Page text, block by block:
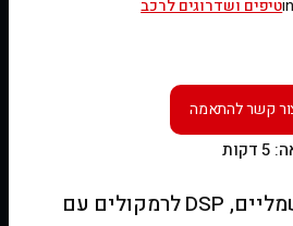
טיפים ושדרוגים לרכב
ברוב הרכבים החשמליים, DSP לרמקולים עם